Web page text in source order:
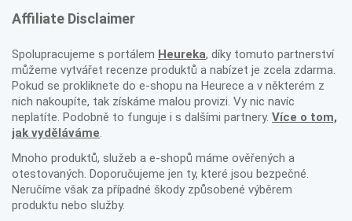
Affiliate Disclaimer
Spolupracujeme s portálem Heureka, díky tomuto partnerství
můžeme vytvářet recenze produktů a nabízet je zcela zdarma.
Pokud se prokliknete do e-shopu na Heurece a v některém z
nich nakoupíte, tak získáme malou provizi. Vy nic navíc
neplatíte. Podobně to funguje i s dalšími partnery. Více o tom,
jak vyděláváme.
Mnoho produktů, služeb a e-shopů máme ověřených a
otestovaných. Doporučujeme jen ty, které jsou bezpečné.
Neručíme však za případné škody způsobené výběrem
produktu nebo služby.